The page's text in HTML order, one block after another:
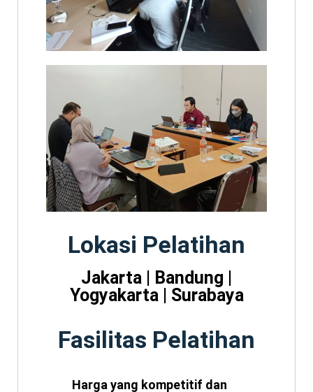
Lokasi Pelatihan
Jakarta | Bandung |
Yogyakarta | Surabaya
Fasilitas Pelatihan
Harga yang kompetitif dan